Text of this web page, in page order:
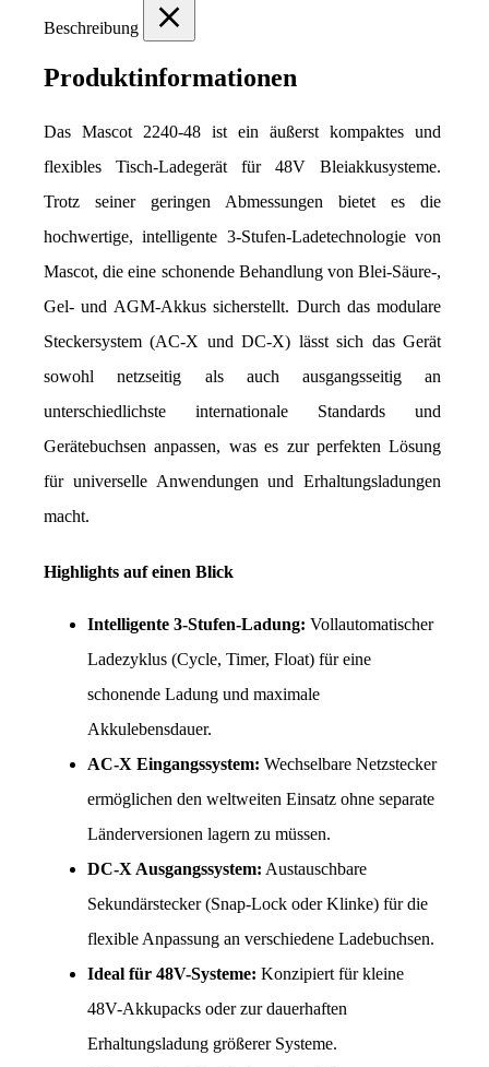
Beschreibung
Produktinformationen
Das Mascot 2240-48 ist ein äußerst kompaktes und
flexibles Tisch-Ladegerät für 48V Bleiakkusysteme.
Trotz seiner geringen Abmessungen bietet es die
hochwertige, intelligente 3-Stufen-Ladetechnologie von
Mascot, die eine schonende Behandlung von Blei-Säure-,
Gel- und AGM-Akkus sicherstellt. Durch das modulare
Steckersystem (AC-X und DC-X) lässt sich das Gerät
sowohl netzseitig als auch ausgangsseitig an
unterschiedlichste internationale Standards und
Gerätebuchsen anpassen, was es zur perfekten Lösung
für universelle Anwendungen und Erhaltungsladungen
macht.
Highlights auf einen Blick
Intelligente 3-Stufen-Ladung: Vollautomatischer
Ladezyklus (Cycle, Timer, Float) für eine
schonende Ladung und maximale
Akkulebensdauer.
AC-X Eingangssystem: Wechselbare Netzstecker
ermöglichen den weltweiten Einsatz ohne separate
Länderversionen lagern zu müssen.
DC-X Ausgangssystem: Austauschbare
Sekundärstecker (Snap-Lock oder Klinke) für die
flexible Anpassung an verschiedene Ladebuchsen.
Ideal für 48V-Systeme: Konzipiert für kleine
48V-Akkupacks oder zur dauerhaften
Erhaltungsladung größerer Systeme.